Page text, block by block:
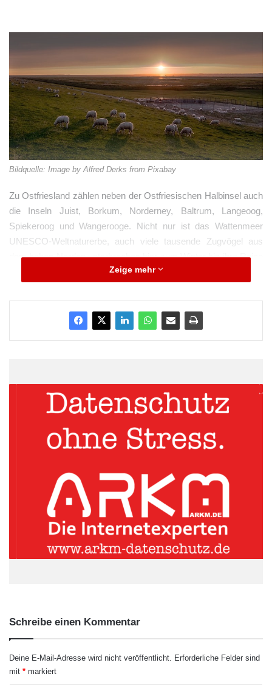
Bildquelle: Image by Alfred Derks from Pixabay
Zu Ostfriesland zählen neben der Ostfriesischen Halbinsel auch
die Inseln Juist, Borkum, Norderney, Baltrum, Langeoog,
Spiekeroog und Wangerooge. Nicht nur ist das Wattenmeer
UNESCO-Weltnaturerbe, auch viele tausende Zugvögel aus
dem hohen Norden unterbrechen hier zum Winter hin ihre Reise
Zahlreiche Ferienorte warten darauf, erkundet zu werden, egal,
ob auf dem Festland oder auf den Inseln. Norddeich ist ein
Stadtteil von Norden, der ältesten Stadt der Ostfriesischen
klimatische Spektakel der Gegend.
Reizklima, Wattklima, Klima des
Küstenlandes
Das Klima auf den Ostfriesischen Inseln ist so divers, wie die
Natur und die Ausflugsmöglichkeiten. Als Reizklima bezeichnen
Experten das spezielle Klima an der Nordsee, dass sich aus
den Faktoren Wind, UV-Strahlung, Salz, Temperatur und
Luftfeuchtigkeit zusammensetzt. Es eignet sichbesonders für
Menschen mit Neurodermitis, Bluthochdruck, Rheuma oder
Zeige mehr
Schreibe einen Kommentar
Deine E-Mail-Adresse wird nicht veröffentlicht. Erforderliche Felder sind
mit * markiert